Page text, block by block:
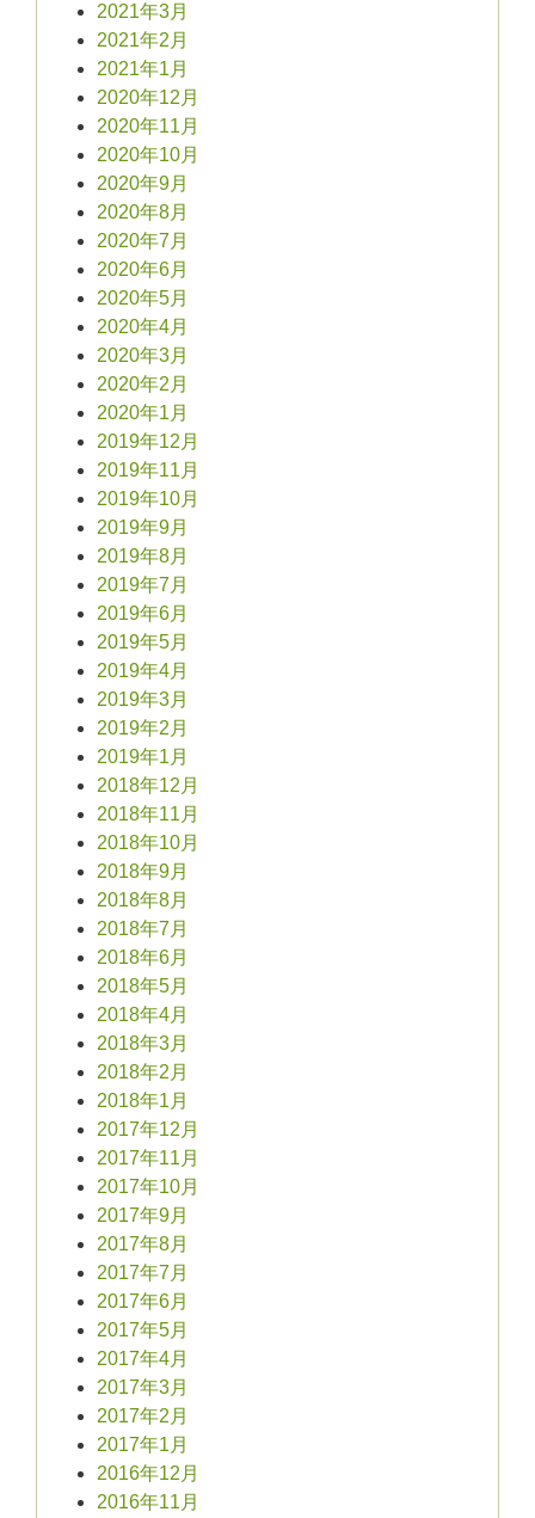
2021年3月
2021年2月
2021年1月
2020年12月
2020年11月
2020年10月
2020年9月
2020年8月
2020年7月
2020年6月
2020年5月
2020年4月
2020年3月
2020年2月
2020年1月
2019年12月
2019年11月
2019年10月
2019年9月
2019年8月
2019年7月
2019年6月
2019年5月
2019年4月
2019年3月
2019年2月
2019年1月
2018年12月
2018年11月
2018年10月
2018年9月
2018年8月
2018年7月
2018年6月
2018年5月
2018年4月
2018年3月
2018年2月
2018年1月
2017年12月
2017年11月
2017年10月
2017年9月
2017年8月
2017年7月
2017年6月
2017年5月
2017年4月
2017年3月
2017年2月
2017年1月
2016年12月
2016年11月